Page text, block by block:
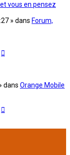
vous en pensez
» dans Forum,
dans Orange Mobile